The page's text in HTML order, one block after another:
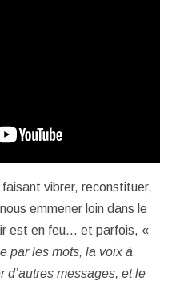
faisant vibrer, reconstituer,
emmener loin dans le
est en feu… et parfois, «
par les mots, la voix à
d’autres messages, et le